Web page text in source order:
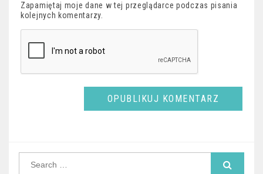
Zapamiętaj moje dane w tej przeglądarce podczas pisania
kolejnych komentarzy.